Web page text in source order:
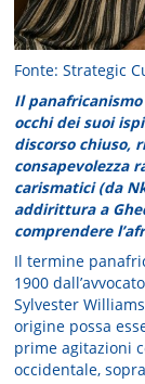
Fonte: Strategic
Il
occhi dei suoi
discorso chiuso,
consapevolezza
carismatici (da
addirittura a
comprendere
Il termine
1900
Sylvester
origine possa
prime agitazioni
occidentale,